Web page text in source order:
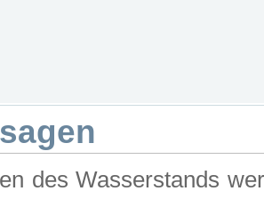
des Wasserstands